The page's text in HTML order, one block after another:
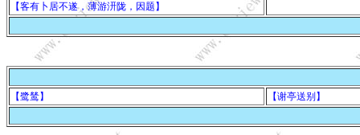
【客有卜居不遂，薄游汧陇，因题】
【鹭鸶】 【谢亭送别】